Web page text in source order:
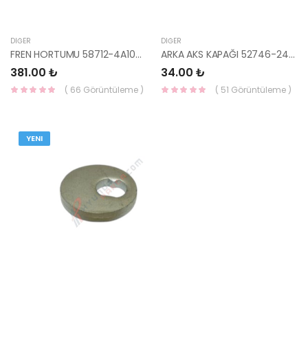
DIĞER
FREN HORTUMU 58712-4A100-HMC
381.00 ₺
( 66 Görüntüleme )
DIĞER
ARKA AKS KAPAĞI 52746-24000-HMC
34.00 ₺
( 51 Görüntüleme )
YENI